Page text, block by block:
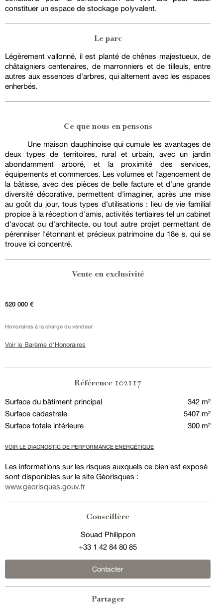
constituer un espace de stockage polyvalent.
Le parc
Légèrement vallonné, il est planté de chênes majestueux, de
châtaigniers centenaires, de marronniers et de tilleuls, entre
autres aux essences d'arbres, qui alternent avec les espaces
enherbés.
Ce que nous en pensons
Une maison dauphinoise qui cumule les avantages de
deux types de territoires, rural et urbain, avec un jardin
abondamment arboré, et la proximité des services,
équipements et commerces. Les volumes et l'agencement de
la bâtisse, avec des pièces de belle facture et d'une grande
diversité décorative, permettent d'imaginer, après une mise
au goût du jour, tous types d'utilisations : lieu de vie familial
propice à la réception d'amis, activités tertiaires tel un cabinet
d'avocat ou d'architecte, ou tout autre projet permettant de
pérenniser l'étonnant et précieux patrimoine du 18e s. qui se
trouve ici concentré.
Vente en exclusivité
520 000 €
Honoraires à la charge du vendeur
Voir le Barème d'Honoraires
Référence 102117
Surface du bâtiment principal
342 m²
Surface cadastrale
5407 m²
Surface totale intérieure
300 m²
VOIR LE DIAGNOSTIC DE PERFORMANCE ENERGÉTIQUE
Les informations sur les risques auxquels ce bien est exposé
sont disponibles sur le site Géorisques :
www.georisques.gouv.fr
Conseillère
Souad Philippon
+33 1 42 84 80 85
Contacter
Partager